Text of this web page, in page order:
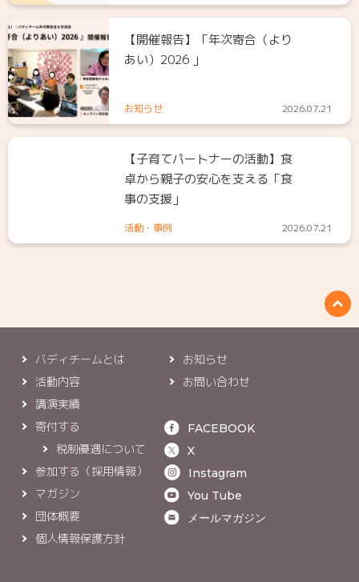
【開催報告】「年次寄合（より
あい）2026 」
お知らせ 2026.07.21
【子育てパートナーの活動】食
卓から親子の安心を支える「食
事の支援」
活動・事例 2026.07.21
バディチームとは
活動内容
講演実績
寄付する
税制優遇について
参加する（採用情報）
マガジン
団体概要
個人情報保護方針
お知らせ
お問い合わせ
FACEBOOK
X
Instagram
You Tube
メールマガジン